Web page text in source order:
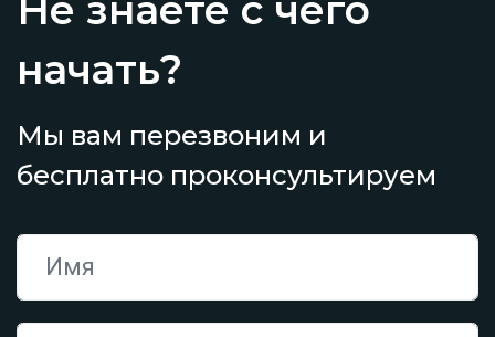
Не знаете с чего
начать?
Мы вам перезвоним и
бесплатно проконсультируем